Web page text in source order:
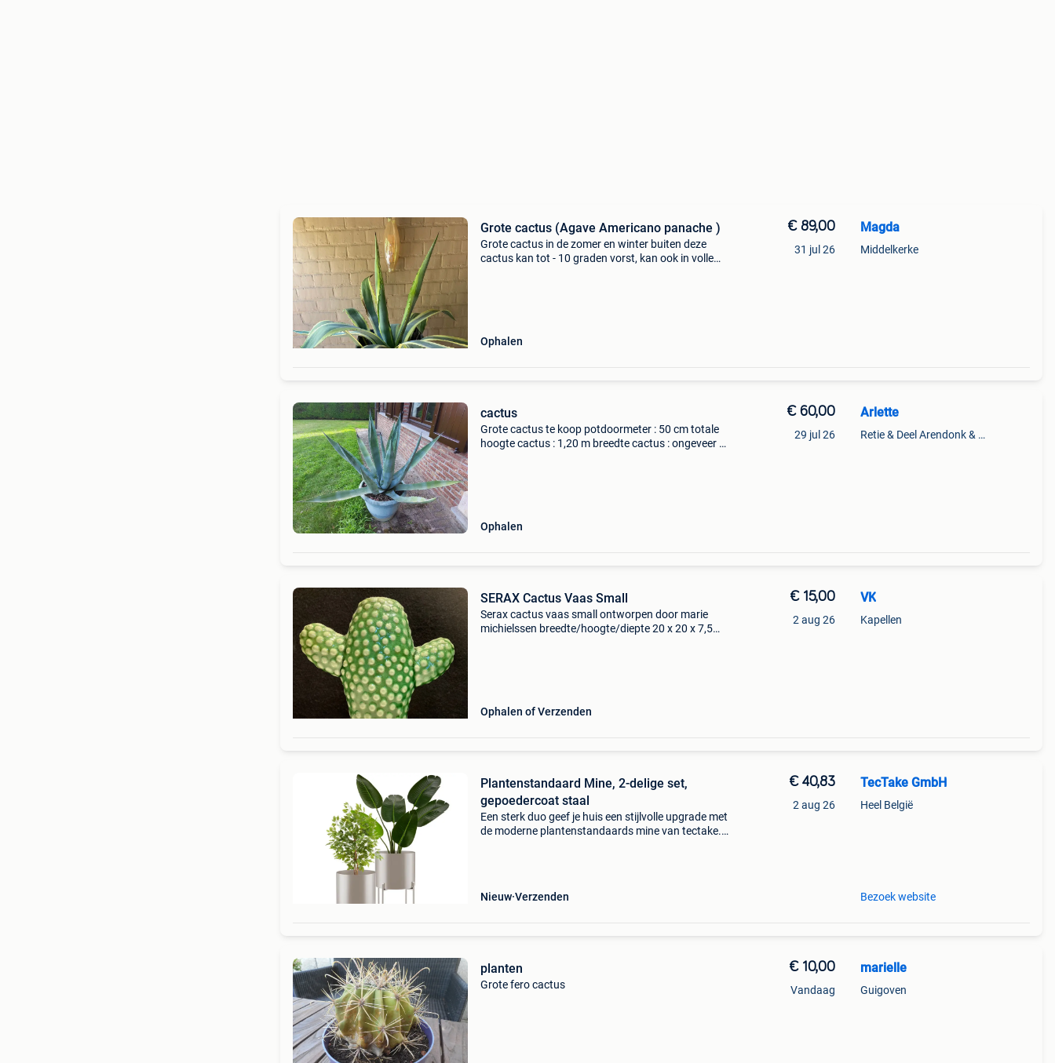
Grote cactus (Agave Americano panache )
Grote cactus in de zomer en winter buiten deze
cactus kan tot - 10 graden vorst, kan ook in volle
Ophalen
€ 89,00
31 jul 26
Magda
Middelkerke
cactus
Grote cactus te koop potdoormeter : 50 cm totale
hoogte cactus : 1,20 m breedte cactus : ongeveer 1
Ophalen
€ 60,00
29 jul 26
Arlette
Retie & Deel Arendonk & Oud-Turnhout
SERAX Cactus Vaas Small
Serax cactus vaas small ontworpen door marie
michielssen breedte/hoogte/diepte 20 x 20 x 7,5
Ophalen of Verzenden
€ 15,00
2 aug 26
VK
Kapellen
Plantenstandaard Mine, 2-delige set,
gepoedercoat staal
Een sterk duo geef je huis een stijlvolle upgrade met
de moderne plantenstandaards mine van tectake.
Nieuw Verzenden
€ 40,83
2 aug 26
TecTake GmbH
Heel België
Bezoek website
planten
Grote fero cactus
€ 10,00
Vandaag
marielle
Guigoven